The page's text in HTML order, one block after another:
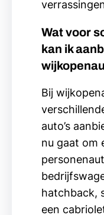
Wat voor
kan ik
Bij
auto’s
nu gaat om
hatchback,
een